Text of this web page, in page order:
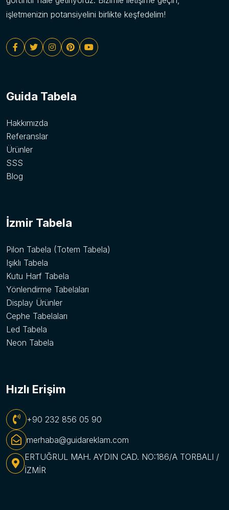
işletmenizin potansiyelini birlikte keşfedelim!
Guida Tabela
Hakkımızda
Referanslar
Ürünler
SSS
Blog
İzmir Tabela
Pilon Tabela (Totem Tabela)
Işıklı Tabela
Kutu Harf Tabela
Yönlendirme Tabelaları
Display Ürünler
Cephe Tabelaları
Led Tabela
Neon Tabela
Hızlı Erişim
+90 232 856 05 90
merhaba@guidareklam.com
ERTUĞRUL MAH. AYDIN CAD. NO:186/A TORBALI /
İZMİR